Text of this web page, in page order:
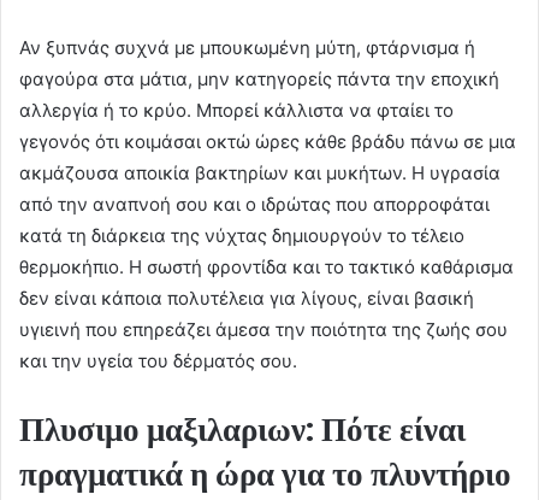
Αν ξυπνάς συχνά με μπουκωμένη μύτη, φτάρνισμα ή
φαγούρα στα μάτια, μην κατηγορείς πάντα την εποχική
αλλεργία ή το κρύο. Μπορεί κάλλιστα να φταίει το
γεγονός ότι κοιμάσαι οκτώ ώρες κάθε βράδυ πάνω σε μια
ακμάζουσα αποικία βακτηρίων και μυκήτων. Η υγρασία
από την αναπνοή σου και ο ιδρώτας που απορροφάται
κατά τη διάρκεια της νύχτας δημιουργούν το τέλειο
θερμοκήπιο. Η σωστή φροντίδα και το τακτικό καθάρισμα
δεν είναι κάποια πολυτέλεια για λίγους, είναι βασική
υγιεινή που επηρεάζει άμεσα την ποιότητα της ζωής σου
και την υγεία του δέρματός σου.
Πλυσιμο μαξιλαριων: Πότε είναι
πραγματικά η ώρα για το πλυντήριο